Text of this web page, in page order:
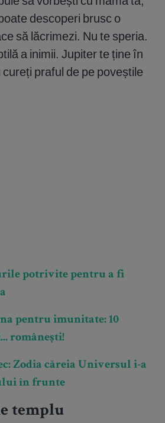
descoperi brusc o
să lăcrimezi. Nu te speria.
a inimii. Jupiter te ține în
praful de pe poveștile
potrivite pentru a fi
pentru imunitate: 10
românești!
Zodia căreia Universul i-a
în frunte
templu